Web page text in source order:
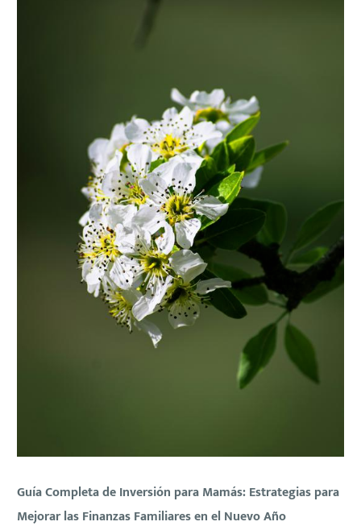
Guía Completa de Inversión para Mamás: Estrategias para
Mejorar las Finanzas Familiares en el Nuevo Año